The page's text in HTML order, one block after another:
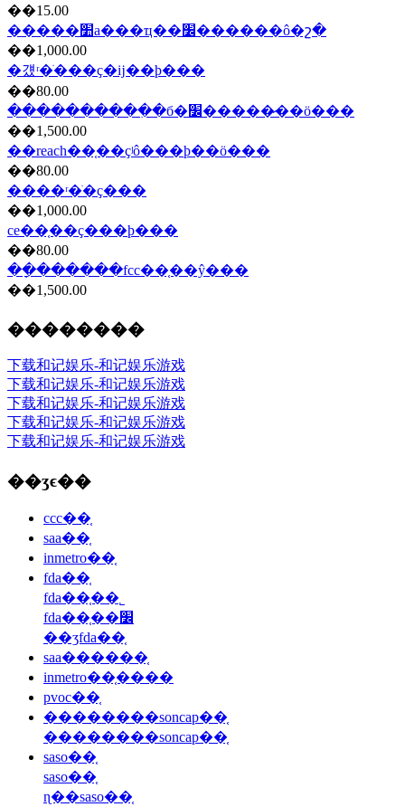
��15.00
�����׺а���ҵ��׼������ô�շ�
��1,000.00
�걨ʳ�ֺ���ҫ�ĳ��ϸ���
��80.00
����������ִ�б�׼�����̷��ö���
��1,500.00
��reach��֤��ҫʲô���ϸ��ö���
��80.00
����ʳ�ֺ�ҫ���
��1,000.00
ce��֤��ҫ���ϸ���
��80.00
��ָ������fcc��֤��ŷ���
��1,500.00
��������
下载和记娱乐-和记娱乐游戏
下载和记娱乐-和记娱乐游戏
下载和记娱乐-和记娱乐游戏
下载和记娱乐-和记娱乐游戏
下载和记娱乐-和记娱乐游戏
��ʒϵ��
ccc��֤
saa��֤
inmetro��֤
fda��֤
fda��֤��˾
fda��֤��׼
��ʒfda��֤
saa������֤
inmetro��֤����
pvoc��֤
��������soncap��֤
��������soncap��֤
saso��֤
saso��֤
ɳ��saso��֤